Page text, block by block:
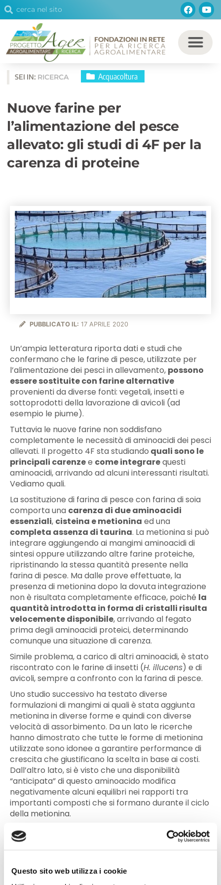
Questo sito web utilizza i cookie
VaiCerca Cerca
SEI IN: RICERCA Acquacoltura
Nuove farine per
l’alimentazione del pesce
allevato: gli studi di 4F per la
carenza di proteine
PUBBLICATO IL: 17 APRILE 2020
Un’ampia letteratura riporta dati e studi che
confermano che le farine di pesce, utilizzate per
l’alimentazione dei pesci in allevamento, possono
essere sostituite con farine alternative
provenienti da diverse fonti: vegetali, insetti e
sottoprodotti della lavorazione di avicoli (ad
esempio le piume).
Tuttavia le nuove farine non soddisfano
completamente le necessità di aminoacidi dei pesci
allevati. Il progetto 4F sta studiando quali sono le
principali carenzee come integrarequesti
aminoacidi, arrivando ad alcuni interessanti risultati.
Vediamo quali.
La sostituzione di farina di pesce con farina di soia
comporta una carenza di due aminoacidi
essenziali, cisteina e metionina ed una
completa assenza di taurina. La metionina si può
integrare aggiungendo ai mangimi aminoacidi di
sintesi oppure utilizzando altre farine proteiche,
ripristinando la stessa quantità presente nella
farina di pesce. Ma dalle prove effettuate, la
presenza di metionina dopo la dovuta integrazione
non è risultata completamente efficace, poiché la
quantità introdotta in forma di cristalli risulta
velocemente disponibile, arrivando al fegato
prima degli aminoacidi proteici, determinando
comunque una situazione di carenza.
Simile problema, a carico di altri aminoacidi, è stato
riscontrato con le farine di insetti (H. illucens) e di
avicoli, sempre a confronto con la farina di pesce.
Uno studio successivo ha testato diverse
formulazioni di mangimi ai quali è stata aggiunta
metionina in diverse forme e quindi con diverse
velocità di assorbimento. Da un lato le ricerche
hanno dimostrato che tutte le forme di metionina
utilizzate sono idonee a garantire performance di
crescita che giustificano la scelta in base ai costi.
Dall’altro lato, si è visto che una disponibilità
“anticipata” di questo aminoacido modifica
negativamente alcuni equilibri nei rapporti tra
importanti composti che si formano durante il ciclo
della metionina.
Tutte le sperimentazioni effettuate hanno
dimostrato l’importanza di avere un’equilibrata
disponibilità di metionina, visti i suoi molteplici e
metabolismo.